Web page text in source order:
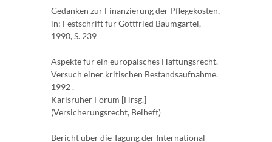
Gedanken zur Finanzierung der Pflegekosten,
in: Festschrift für Gottfried Baumgärtel,
1990, S. 239
Aspekte für ein europäisches Haftungsrecht.
Versuch einer kritischen Bestandsaufnahme.
1992 .
Karlsruher Forum [Hrsg.]
(Versicherungsrecht, Beiheft)
Bericht über die Tagung der International